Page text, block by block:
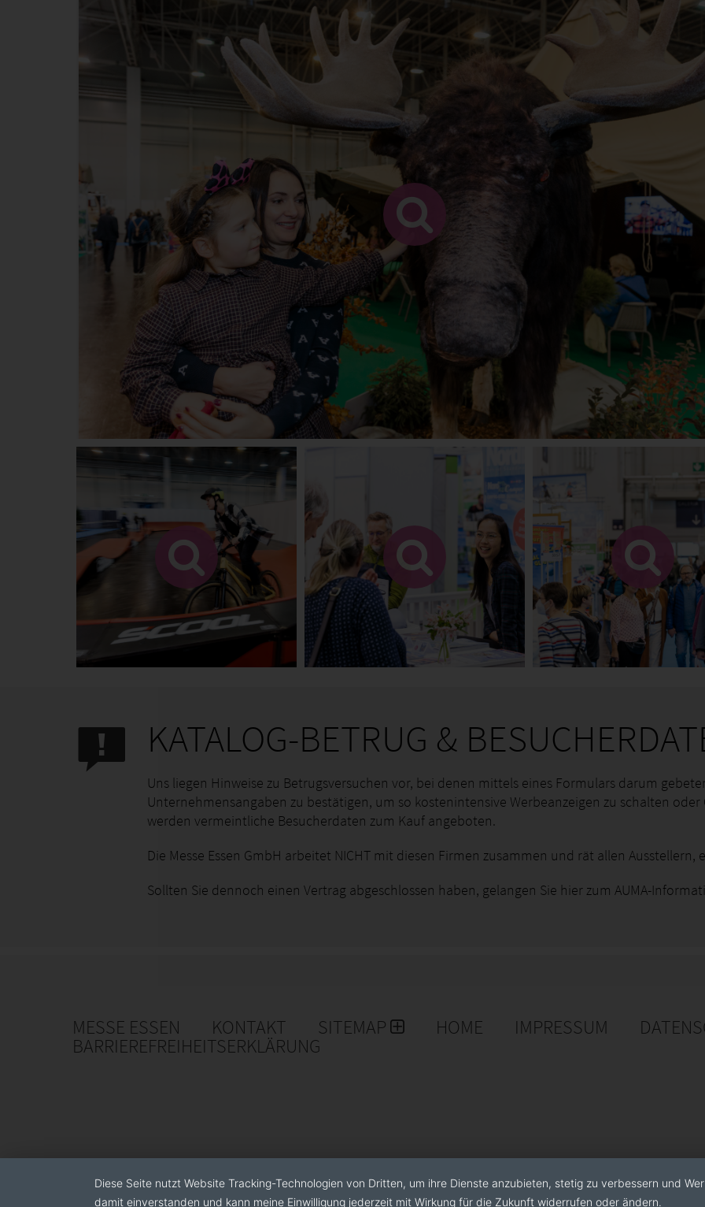
KATALOG-BETRUG &
Uns liegen Hinweise zu Betrugsversuchen vor, bei denen mittels eines Formulars darum
Unternehmensangaben zu bestätigen, um so kostenintensive Werbeanzeigen zu schalten
werden vermeintliche Besucherdaten zum Kauf angeboten.
Die Messe Essen GmbH arbeitet NICHT mit diesen Firmen zusammen und rät allen Ausstellern,
Sollten Sie dennoch einen Vertrag abgeschlossen haben, gelangen Sie hier zum AUMA-
MESSE ESSEN KONTAKT SITEMAP HOME IMPRESSUM
BARRIEREFREIHEITSERKLÄRUNG
Diese Seite nutzt Website Tracking-Technologien von Dritten, um ihre Dienste anzubieten, stetig zu verbessern und
damit einverstanden und kann meine Einwilligung jederzeit mit Wirkung für die Zukunft widerrufen oder ändern.